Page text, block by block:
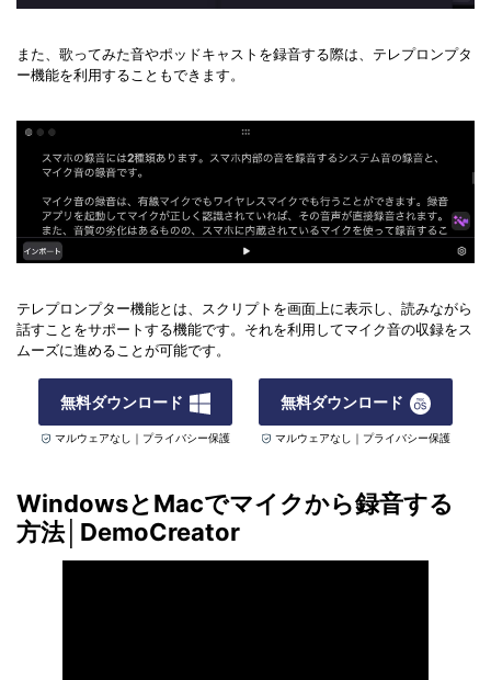
また、歌ってみた音やポッドキャストを録音する際は、テレプロンプタ
ー機能を利用することもできます。
テレプロンプター機能とは、スクリプトを画面上に表示し、読みながら
話すことをサポートする機能です。それを利用してマイク音の収録をス
ムーズに進めることが可能です。
無料ダウンロード
マルウェアなし｜プライバシー保護
無料ダウンロード
マルウェアなし｜プライバシー保護
WindowsとMacでマイクから録音する
方法│DemoCreator